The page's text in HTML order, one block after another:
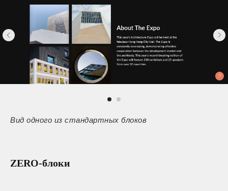
Вид одного из стандартных блоков
ZERO-блоки